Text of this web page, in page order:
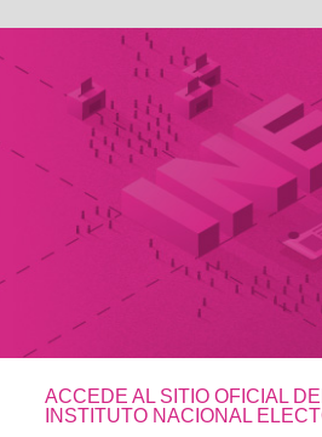
ACCEDE AL SITIO OFICIAL
INSTITUTO NACIONAL